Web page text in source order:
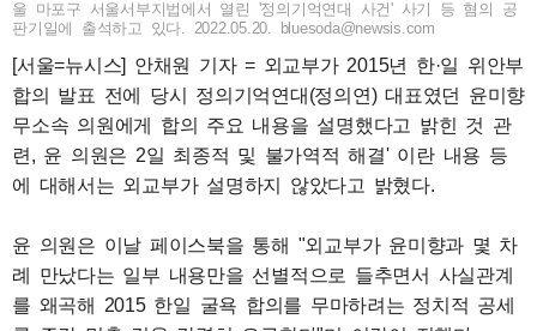
울 마포구 서울서부지법에서 열린 '정의기억연대 사건' 사기 등 혐의 공
판기일에 출석하고 있다. 2022.05.20. bluesoda@newsis.com
[서울=뉴시스] 안채원 기자 = 외교부가 2015년 한·일 위안부
합의 발표 전에 당시 정의기억연대(정의연) 대표였던 윤미향
무소속 의원에게 합의 주요 내용을 설명했다고 밝힌 것 관
련, 윤 의원은 2일 최종적 및 불가역적 해결' 이란 내용 등
에 대해서는 외교부가 설명하지 않았다고 밝혔다.
윤 의원은 이날 페이스북을 통해 "외교부가 윤미향과 몇 차
례 만났다는 일부 내용만을 선별적으로 들추면서 사실관계
를 왜곡해 2015 한일 굴욕 합의를 무마하려는 정치적 공세